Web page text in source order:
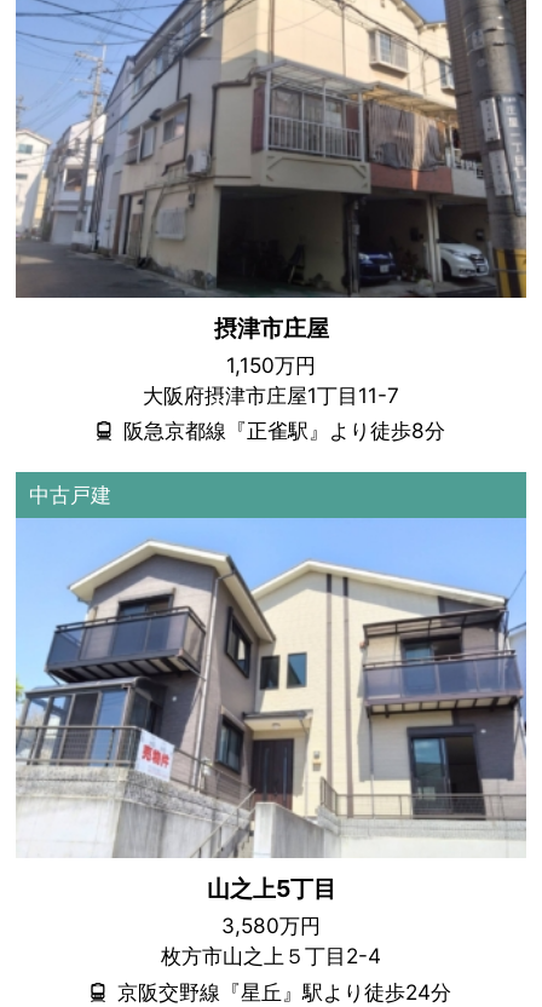
摂津市庄屋
1,150万円
大阪府摂津市庄屋1丁目11-7
阪急京都線『正雀駅』より徒歩8分
中古戸建
山之上5丁目
3,580万円
枚方市山之上５丁目2-4
京阪交野線『星丘』駅より徒歩24分